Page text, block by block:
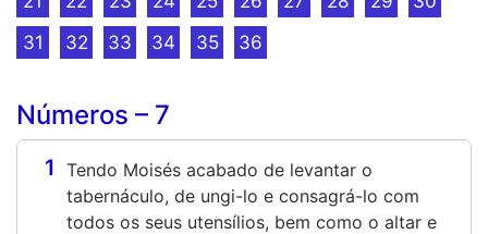
31
32 33 34 35 36
Números – 7
1 Tendo Moisés acabado de levantar o
tabernáculo, de ungi-lo e consagrá-lo com
todos os seus utensílios, bem como o altar e